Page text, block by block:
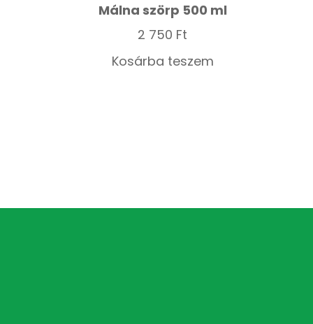
Málna szörp 500 ml
2 750 Ft
Kosárba teszem